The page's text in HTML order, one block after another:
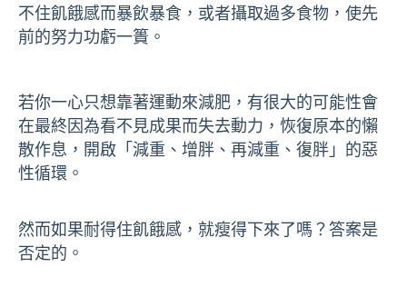
不住飢餓感而暴飲暴食，或者攝取過多食物，使先
前的努力功虧一簣。
若你一心只想靠著運動來減肥，有很大的可能性會
在最終因為看不見成果而失去動力，恢復原本的懶
散作息，開啟「減重、增胖、再減重、復胖」的惡
性循環。
然而如果耐得住飢餓感，就瘦得下來了嗎？答案是
否定的。